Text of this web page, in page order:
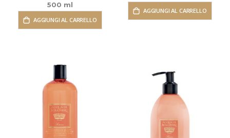
500 ml
AGGIUNGI AL CARRELLO
AGGIUNGI AL CARRELLO